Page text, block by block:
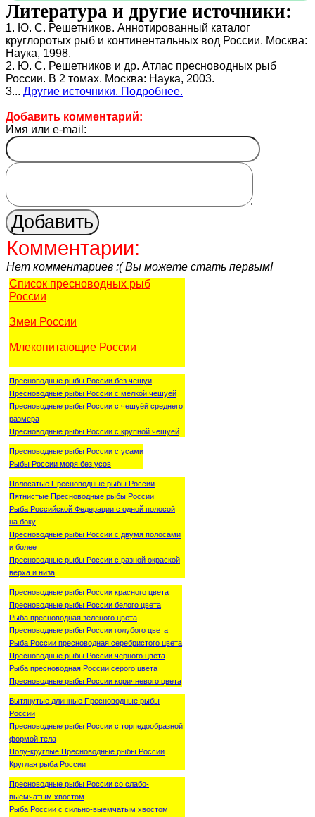
Литература и другие источники:
1. Ю. С. Решетников. Аннотированный каталог
круглоротых рыб и континентальных вод России. Москва:
Наука, 1998.
2. Ю. С. Решетников и др. Атлас пресноводных рыб
России. В 2 томах. Москва: Наука, 2003.
3... Другие источники. Подробнее.
Добавить комментарий:
Имя или e-mail:
Комментарии:
Нет комментариев :( Вы можете стать первым!
Список пресноводных рыб
России
Змеи России
Млекопитающие России
Пресноводные рыбы России без чешуи
Пресноводные рыбы России с мелкой чешуёй
Пресноводные рыбы России с чешуёй среднего
размера
Пресноводные рыбы России с крупной чешуёй
Пресноводные рыбы России с усами
Рыбы России моря без усов
Полосатые Пресноводные рыбы России
Пятнистые Пресноводные рыбы России
Рыба Российской Федерации с одной полосой
на боку
Пресноводные рыбы России с двумя полосами
и более
Пресноводные рыбы России с разной окраской
верха и низа
Пресноводные рыбы России красного цвета
Пресноводные рыбы России белого цвета
Рыба пресноводная зелёного цвета
Пресноводные рыбы России голубого цвета
Рыба России пресноводная серебристого цвета
Пресноводные рыбы России чёрного цвета
Рыба пресноводная России серого цвета
Пресноводные рыбы России коричневого цвета
Вытянутые длинные Пресноводные рыбы
России
Пресноводные рыбы России с торпедообразной
формой тела
Полу-круглые Пресноводные рыбы России
Круглая рыба России
Пресноводные рыбы России со слабо-
выемчатым хвостом
Рыба России с сильно-выемчатым хвостом